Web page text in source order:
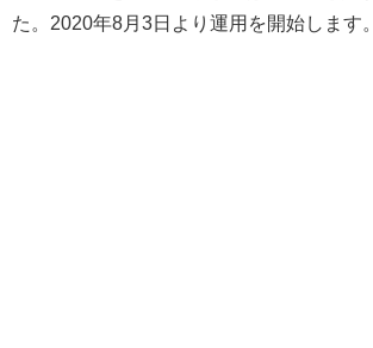
た。2020年8月3日より運用を開始します。